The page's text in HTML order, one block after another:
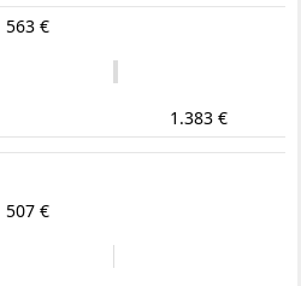
563 €
1.383 €
507 €